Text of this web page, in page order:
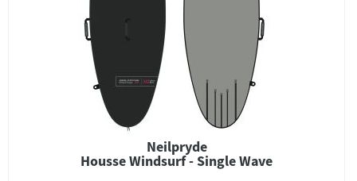
Neilpryde
Housse Windsurf - Single Wave